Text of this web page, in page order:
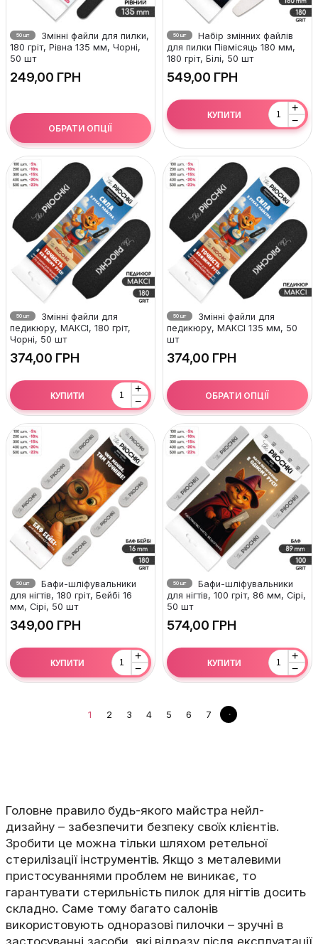
50 шт
Змінні файли для пилки,
180 гріт, Рівна 135 мм, Чорні,
50 шт
ГРН
ОБРАТИ ОПЦІЇ
50 шт
Набір змінних файлів
для пилки Півмісяць 180 мм,
180 гріт, Білі, 50 шт
ГРН
+
−
КУПИТИ
50 шт
Змінні файли для
педикюру, МАКСІ, 180 гріт,
Чорні, 50 шт
ГРН
+
−
КУПИТИ
50 шт
Змінні файли для
педикюру, МАКСІ 135 мм, 50
шт
ГРН
ОБРАТИ ОПЦІЇ
50 шт
Бафи-шліфувальники
для нігтів, 180 гріт, Бейбі 16
мм, Сірі, 50 шт
ГРН
+
−
КУПИТИ
50 шт
Бафи-шліфувальники
для нігтів, 100 гріт, 86 мм, Сірі,
50 шт
ГРН
+
−
КУПИТИ
1 2 3 4 5 6 7
Головне правило будь-якого майстра нейл-
дизайну – забезпечити безпеку своїх клієнтів.
Зробити це можна тільки шляхом ретельної
стерилізації інструментів. Якщо з металевими
пристосуваннями проблем не виникає, то
гарантувати стерильність пилок для нігтів досить
складно. Саме тому багато салонів
використовують одноразові пилочки – зручні в
застосуванні засоби, які відразу після експлуатації